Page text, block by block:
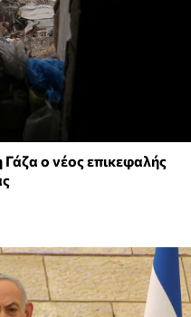
ο νέος επικεφαλής